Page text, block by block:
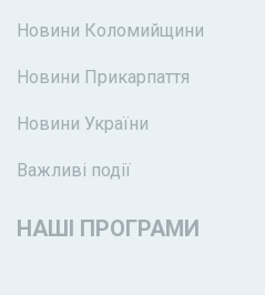
Новини Коломийщини
Новини Прикарпаття
Новини України
Важливі події
НАШІ ПРОГРАМИ